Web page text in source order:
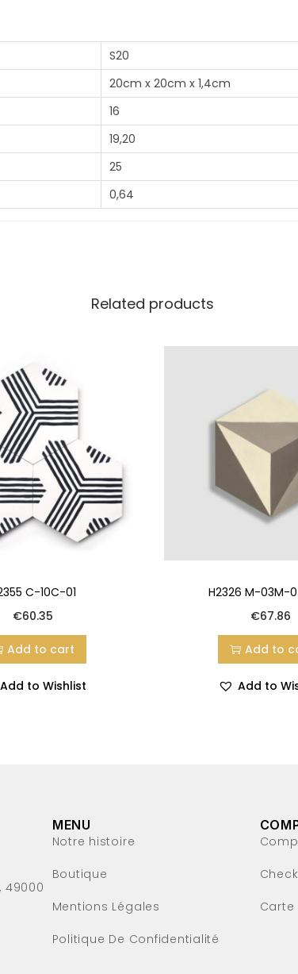
S20
20cm x 20cm x 1,4cm
16
19,20
25
0,64
Related products
C-10C-01
€60.35
Add to cart
Add to Wishlist
H2326 M-03M-
€67.86
Add to
Add to
49000
MENU
Notre histoire
Boutique
Mentions Légales
Politique De Confidentialité
Carte